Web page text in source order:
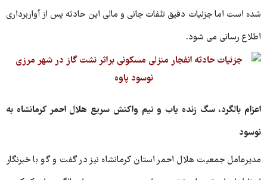
شده است اما جزئیات دقیق تلفات جانی و مالی این حادثه پس از آواربرداری
اطلاع رسانی می شود.
اعزام بالگرد، سگ زنده یاب و تیم واکنش سریع هلال احمر کرمانشاه به
نوسود
مدیرعامل جمعیت هلال احمر استان کرمانشاه نیز در گفت و گو با خبرنگار